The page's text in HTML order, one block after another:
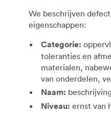
We beschrijven
eigenschappen:
Categorie:
toleranties en
materialen,
van onderdelen,
Naam:
Niveau: ernst van